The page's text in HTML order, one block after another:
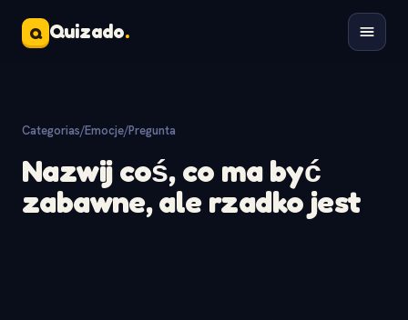
Q Quizado.
Categorias/Emocje/Pregunta
Nazwij coś, co ma być
zabawne, ale rzadko jest